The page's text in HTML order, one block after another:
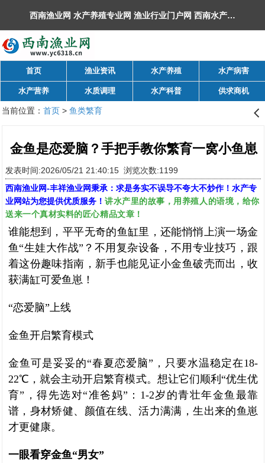
西南渔业网 水产养殖专业网 渔业行业门户网 ​西南水产网 丰祥渔业网 永川水花网，欢迎光临！
首页 渔业资讯 水产养殖 水产病害
水产营养 水质调理 水产科普 供求商机
当前位置： 首页> 鱼类繁育 󰊒
金鱼是恋爱脑？手把手教你繁育一窝小鱼崽
发表时间:2026/05/21 21:40:15 浏览次数:1199
西南渔业网-丰祥渔业网秉承：求是务实不误导不夸大不炒作！水产专
业网站为您提供优质服务！ 讲水产里的故事，用养殖人的语境，给你
送来一个真材实料的匠心精品文章！
谁能想到，平平无奇的鱼缸里，还能悄悄上演一场金
鱼“生娃大作战”？不用复杂设备，不用专业技巧，跟
着这份趣味指南，新手也能见证小金鱼破壳而出，收
获满缸可爱鱼崽！
“恋爱脑”上线
金鱼开启繁育模式
金鱼可是妥妥的“春夏恋爱脑”，只要水温稳定在18-
22℃，就会主动开启繁育模式。想让它们顺利“优生优
育”，得先选对“准爸妈”：1-2岁的青壮年金鱼最靠
谱，身材矫健、颜值在线、活力满满，生出来的鱼崽
才更健康。
一眼看穿金鱼“男女”